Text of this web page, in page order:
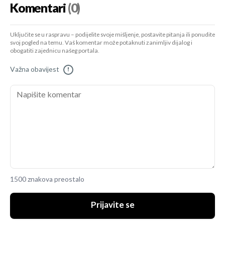
Komentari(0)
Uključite se u raspravu – podijelite svoje mišljenje, postavite pitanja ili ponudite
svoj pogled na temu. Vaš komentar može potaknuti zanimljiv dijalog i
obogatiti zajednicu našeg portala.
Važna obavijest !
1500 znakova preostalo
Prijavite se